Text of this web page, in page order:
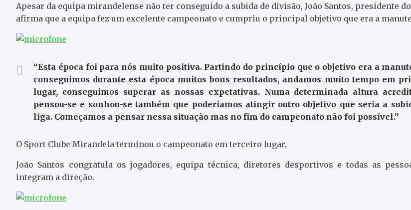
Apesar da equipa mirandelense não ter conseguido a subida de divisão, João Santos, presidente
afirma que a equipa fez um excelente campeonato e cumpriu o principal objetivo que era a
“Esta época foi para nós muito positiva. Partindo do princípio que o objetivo era a
conseguimos durante esta época muitos bons resultados, andamos muito tempo em
lugar, conseguimos superar as nossas expetativas. Numa determinada altura
pensou-se e sonhou-se também que poderíamos atingir outro objetivo que seria a
liga. Começamos a pensar nessa situação mas no fim do campeonato não foi possível.”
O Sport Clube Mirandela terminou o campeonato em terceiro lugar.
João Santos congratula os jogadores, equipa técnica, diretores desportivos e todas as
integram a direção.